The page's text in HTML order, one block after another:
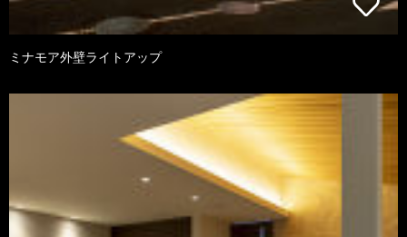
ミナモア外壁ライトアップ